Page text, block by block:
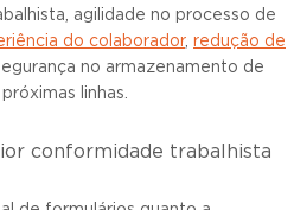
agilidade no processo de
do colaborador, redução de
no armazenamento de
linhas.
conformidade trabalhista